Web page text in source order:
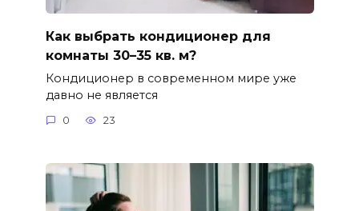
Как выбрать кондиционер для
комнаты 30–35 кв. м?
Кондиционер в современном мире уже
давно не является
0 23